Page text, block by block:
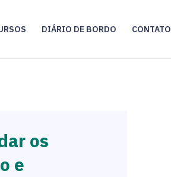
DIÁRIO DE BORDO CONTATO
os
e